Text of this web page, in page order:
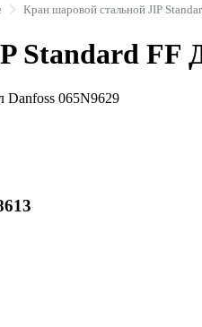
Standard FF